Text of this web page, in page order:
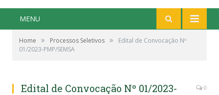
MENU
Home » Processos Seletivos »
Edital de Convocação Nº
01/2023-PMP/SEMSA
Edital de Convocação Nº 01/2023-
0